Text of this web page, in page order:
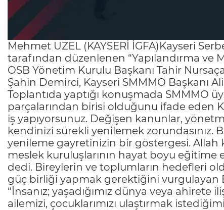
Mehmet UZEL (KAYSERİ İGFA)Kayseri
tarafından düzenlenen “Yapılandırma ve
OSB Yönetim Kurulu Başkanı Tahir
Şahin Demirci, Kayseri SMMMO Başkanı
Toplantıda yaptığı konuşmada SMMMO
parçalarından birisi olduğunu ifade eden
iş yapıyorsunuz. Değişen kanunlar,
kendinizi sürekli yenilemek
yenileme gayretinizin bir göstergesi. Allah
meslek kuruluşlarının hayat boyu
dedi. Bireylerin ve toplumların hedefleri
güç birliği yapmak gerektiğini vurgulayan
“İnsanız; yaşadığımız dünya veya
ailemizi, çocuklarımızı ulaştırmak